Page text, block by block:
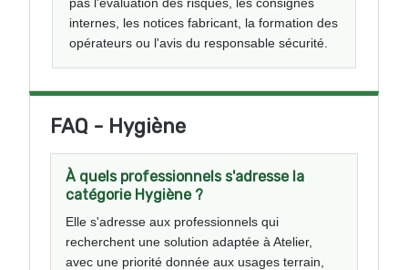
internes, les notices fabricant, la formation des
opérateurs ou l'avis du responsable sécurité.
FAQ - Hygiène
À quels professionnels s'adresse la
catégorie Hygiène ?
Elle s'adresse aux professionnels qui
recherchent une solution adaptée à Atelier,
avec une priorité donnée aux usages terrain,